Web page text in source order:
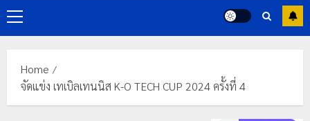
Primary
Menu
Home
จัดแข่ง เทเบิลเทนนิส K-O TECH CUP 2024 ครั้งที่ 4